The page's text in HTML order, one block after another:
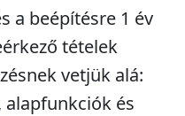
a beépítésre 1 év
tételek
vetjük alá:
alapfunkciók és